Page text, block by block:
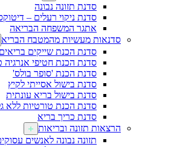
סדנת תזונה נבונה
סדנת ניקוי רעלים –
אתגר המשפחה הבריאה
סדנאות מעשיות מהמטבח הבריא
סדנת הכנת שייקים בריאים
סדנת הכנת חטיפי אנרגיה
סדנת הכנת 'סופר בולס'
סדנת בישול אסייתי לקיץ
סדנת בישול בריא עונתית
סדנת הכנת טורטיות ללא
סדנת כריך בריא
הרצאות תזונה ובריאות
תזונה נבונה לאנשים